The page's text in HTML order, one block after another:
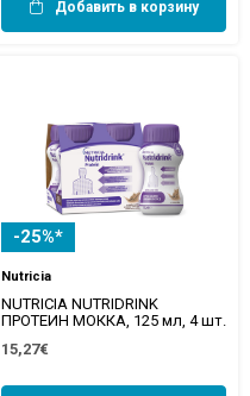
Добавить в корзину
-25%*
Nutricia
NUTRICIA NUTRIDRINK
ПРОТЕИН МОККА, 125 мл, 4 шт.
15,27€